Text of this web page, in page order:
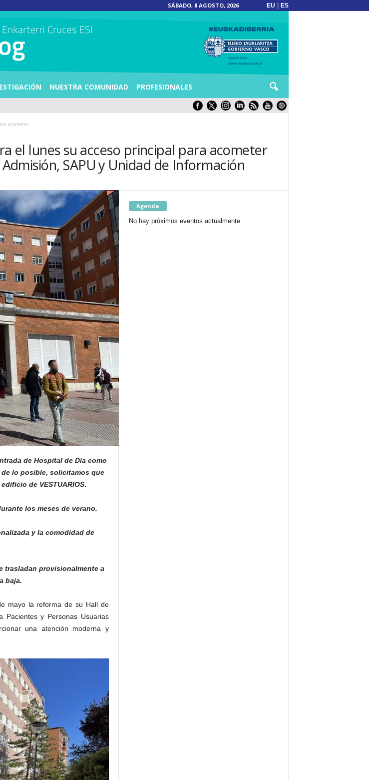
SÁBADO, 8 AGOSTO, 2026 EU ES
NUESTRA COMUNIDAD PROFESIONALES
acometer...
el lunes su acceso principal para acometer
SAPU y Unidad de Información
de Hospital de Día como
lo posible, solicitamos que
de VESTUARIOS.
los meses de verano.
y la comodidad de
trasladan provisionalmente a
baja.
mayo la reforma de su Hall de
Pacientes y Personas Usuarias
una atención moderna y
Agenda
No hay próximos eventos actualmente.